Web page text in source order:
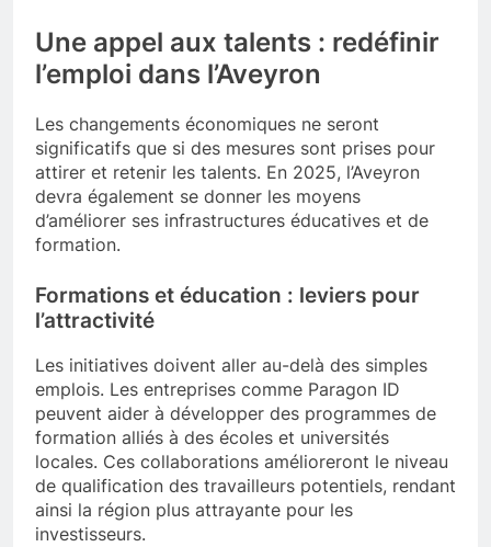
Une appel aux talents : redéfinir
l’emploi dans l’Aveyron
Les changements économiques ne seront
significatifs que si des mesures sont prises pour
attirer et retenir les talents. En 2025, l’Aveyron
devra également se donner les moyens
d’améliorer ses infrastructures éducatives et de
formation.
Formations et éducation : leviers pour
l’attractivité
Les initiatives doivent aller au-delà des simples
emplois. Les entreprises comme Paragon ID
peuvent aider à développer des programmes de
formation alliés à des écoles et universités
locales. Ces collaborations amélioreront le niveau
de qualification des travailleurs potentiels, rendant
ainsi la région plus attrayante pour les
investisseurs.